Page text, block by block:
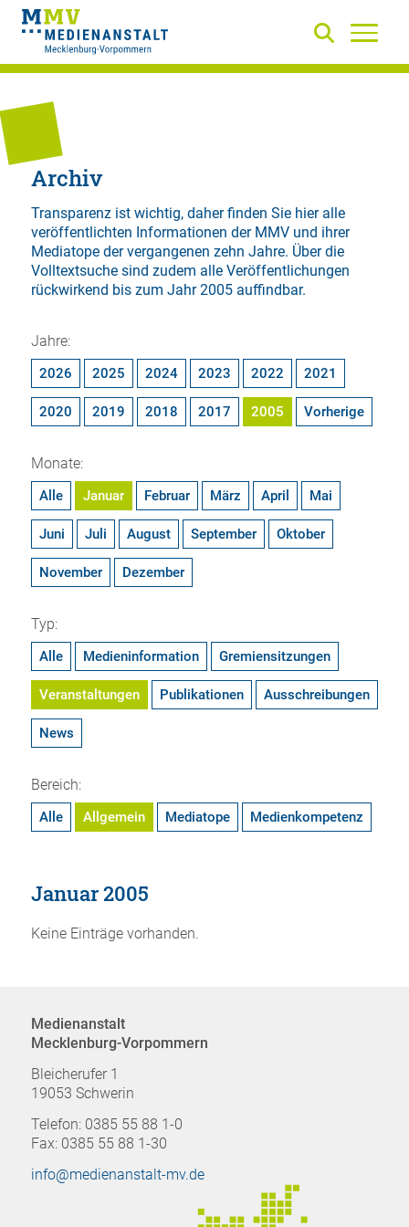
Archiv
Transparenz ist wichtig, daher finden Sie hier alle
veröffentlichten Informationen der MMV und ihrer
Mediatope der vergangenen zehn Jahre. Über die
Volltextsuchesind zudem alle Veröffentlichungen
rückwirkend bis zum Jahr 2005 auffindbar.
Jahre:
2026 2025 2024 2023 2022 2021
2020 2019 2018 2017 2005 Vorherige
Monate:
Alle Januar Februar März April Mai
Juni Juli August September Oktober
November Dezember
Typ:
Alle Medieninformation Gremiensitzungen
Veranstaltungen Publikationen Ausschreibungen
News
Bereich:
Alle Allgemein Mediatope Medienkompetenz
Januar 2005
Keine Einträge vorhanden.
Medienanstalt
Mecklenburg-Vorpommern
Bleicherufer 1
19053 Schwerin
Telefon: 0385 55 88 1-0
Fax: 0385 55 88 1-30
info@medienanstalt-mv.de